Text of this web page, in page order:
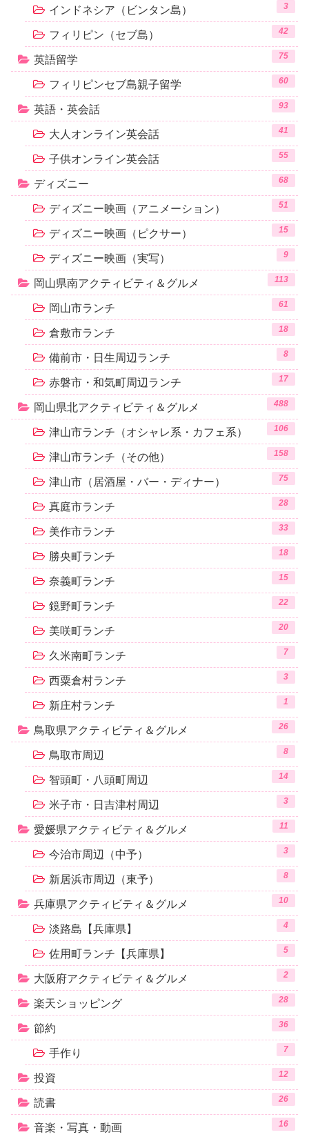
インドネシア（ビンタン島） 3
フィリピン（セブ島） 42
英語留学 75
フィリピンセブ島親子留学 60
英語・英会話 93
大人オンライン英会話 41
子供オンライン英会話 55
ディズニー 68
ディズニー映画（アニメーション） 51
ディズニー映画（ピクサー） 15
ディズニー映画（実写） 9
岡山県南アクティビティ＆グルメ 113
岡山市ランチ 61
倉敷市ランチ 18
備前市・日生周辺ランチ 8
赤磐市・和気町周辺ランチ 17
岡山県北アクティビティ＆グルメ 488
津山市ランチ（オシャレ系・カフェ系） 106
津山市ランチ（その他） 158
津山市（居酒屋・バー・ディナー） 75
真庭市ランチ 28
美作市ランチ 33
勝央町ランチ 18
奈義町ランチ 15
鏡野町ランチ 22
美咲町ランチ 20
久米南町ランチ 7
西粟倉村ランチ 3
新庄村ランチ 1
鳥取県アクティビティ＆グルメ 26
鳥取市周辺 8
智頭町・八頭町周辺 14
米子市・日吉津村周辺 3
愛媛県アクティビティ＆グルメ 11
今治市周辺（中予） 3
新居浜市周辺（東予） 8
兵庫県アクティビティ＆グルメ 10
淡路島【兵庫県】 4
佐用町ランチ【兵庫県】 5
大阪府アクティビティ＆グルメ 2
楽天ショッピング 28
節約 36
手作り 7
投資 12
読書 26
音楽・写真・動画 16